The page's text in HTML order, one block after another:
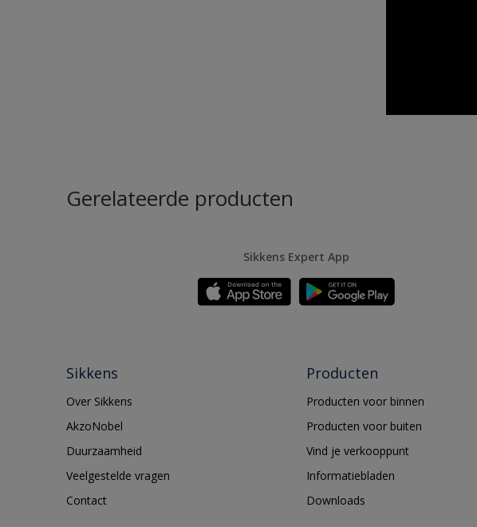
Gerelateerde producten
Sikkens Expert App
Sikkens
Over Sikkens
AkzoNobel
Duurzaamheid
Veelgestelde vragen
Contact
Producten
Producten voor binnen
Producten voor buiten
Vind je verkooppunt
Informatiebladen
Downloads